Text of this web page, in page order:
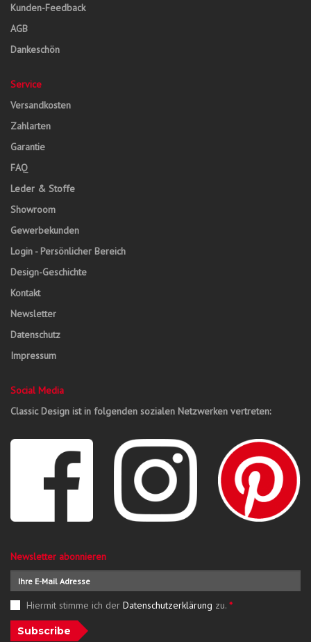
Kunden-Feedback
AGB
Dankeschön
Service
Versandkosten
Zahlarten
Garantie
FAQ
Leder & Stoffe
Showroom
Gewerbekunden
Login - Persönlicher Bereich
Design-Geschichte
Kontakt
Newsletter
Datenschutz
Impressum
Social Media
Classic Design ist in folgenden sozialen Netzwerken vertreten:
Newsletter abonnieren
Hiermit stimme ich der Datenschutzerklärung zu. *
Subscribe